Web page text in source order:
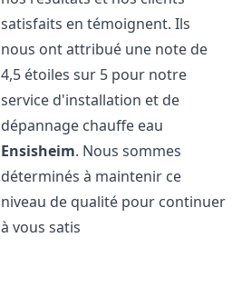
satisfaits en témoignent. Ils
nous ont attribué une note de
4,5 étoiles sur 5 pour notre
service d'installation et de
dépannage chauffe eau
Ensisheim. Nous sommes
déterminés à maintenir ce
niveau de qualité pour continuer
à vous satis